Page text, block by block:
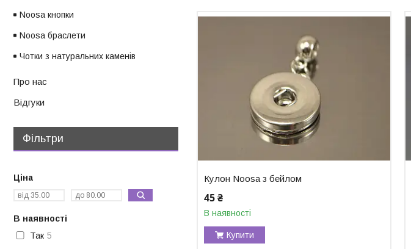
Кулон Noosa з бейлом
45 ₴
В наявності
Купити
Noosa кнопки
Noosa браслети
Чотки з натуральних каменів
Про нас
Відгуки
Фільтри
Ціна
В наявності
Так 5